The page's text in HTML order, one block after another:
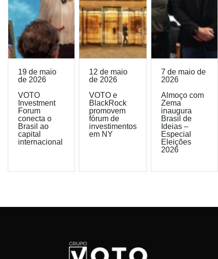
19 de maio
de 2026
VOTO
Investment
Forum
conecta o
Brasil ao
capital
internacional
12 de maio
de 2026
VOTO e
BlackRock
promovem
fórum de
investimentos
em NY
7 de maio de
2026
Almoço com
Zema
inaugura
Brasil de
Ideias –
Especial
Eleições
2026